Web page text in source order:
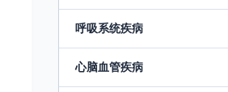
呼吸系统疾病
心脑血管疾病